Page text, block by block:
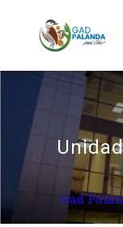
Gad